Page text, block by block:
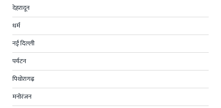
देहरादून
धर्म
नई दिल्ली
पर्यटन
पिथोरागढ़
मनोरंजन